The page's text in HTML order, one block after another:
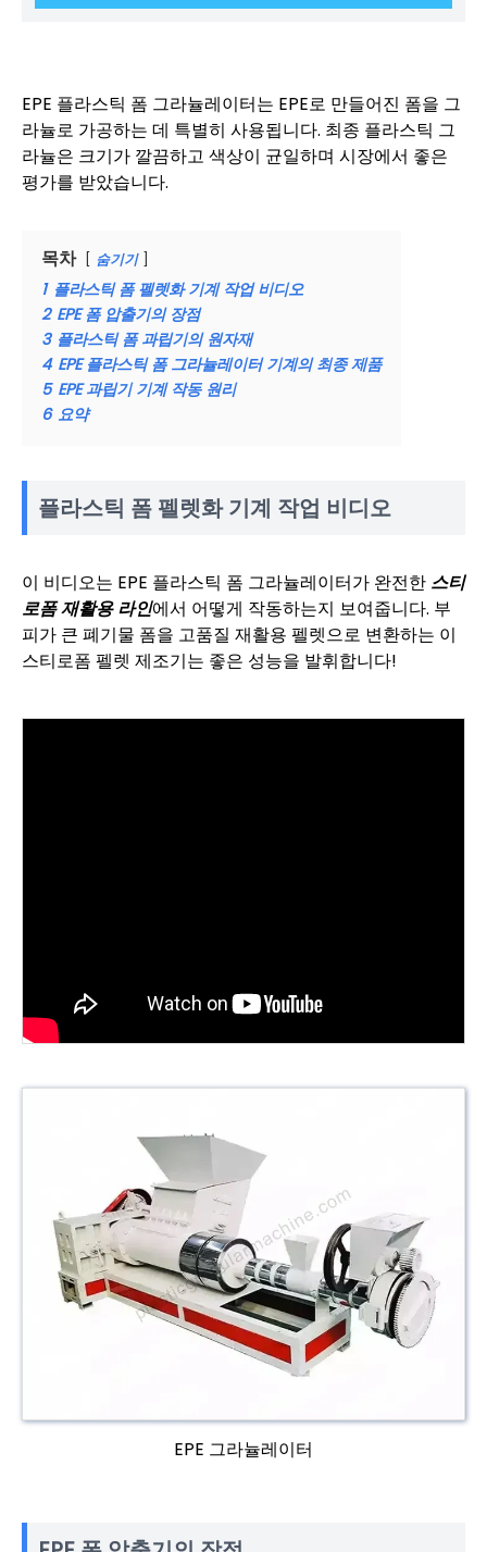
EPE 플라스틱 폼 그라뉼레이터는 EPE로 만들어진 폼을 그
라뉼로 가공하는 데 특별히 사용됩니다. 최종 플라스틱 그
라뉼은 크기가 깔끔하고 색상이 균일하며 시장에서 좋은
평가를 받았습니다.
목차 숨기기
1 플라스틱 폼 펠렛화 기계 작업 비디오
2 EPE 폼 압출기의 장점
3 플라스틱 폼 과립기의 원자재
4 EPE 플라스틱 폼 그라뉼레이터 기계의 최종 제품
5 EPE 과립기 기계 작동 원리
6 요약
플라스틱 폼 펠렛화 기계 작업 비디오
이 비디오는 EPE 플라스틱 폼 그라뉼레이터가 완전한 스티
로폼 재활용 라인에서 어떻게 작동하는지 보여줍니다. 부
피가 큰 폐기물 폼을 고품질 재활용 펠렛으로 변환하는 이
스티로폼 펠렛 제조기는 좋은 성능을 발휘합니다!
EPE 그라뉼레이터